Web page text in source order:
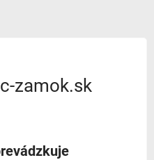
zamok.sk
prevádzkuje